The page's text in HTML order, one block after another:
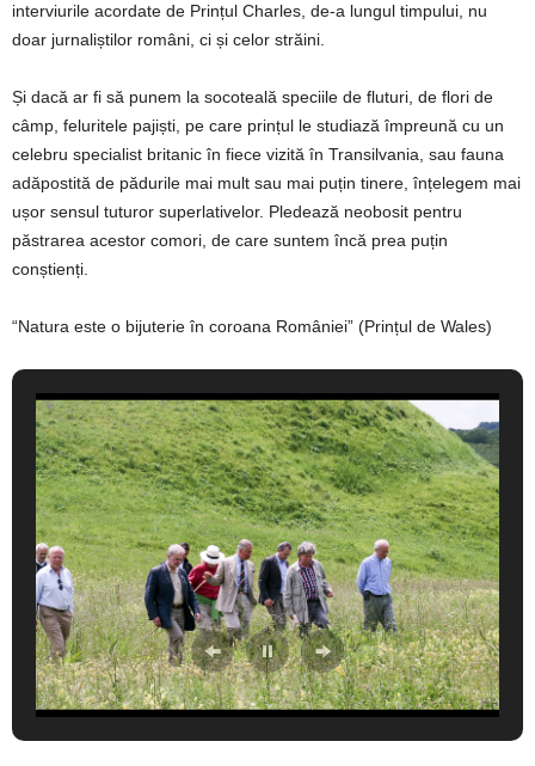
interviurile acordate de Prințul Charles, de-a lungul timpului, nu
doar jurnaliștilor români, ci și celor străini.
Și dacă ar fi să punem la socoteală speciile de fluturi, de flori de
câmp, feluritele pajiști, pe care prințul le studiază împreună cu un
celebru specialist britanic în fiece vizită în Transilvania, sau fauna
adăpostită de pădurile mai mult sau mai puțin tinere, înțelegem mai
ușor sensul tuturor superlativelor. Pledează neobosit pentru
păstrarea acestor comori, de care suntem încă prea puțin
conștienți.
“Natura este o bijuterie în coroana României” (Prințul de Wales)